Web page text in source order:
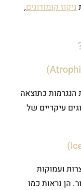
ניקוז קומודונים,
הנגרמות כתוצאה
עיקריים של
ועמוקות
הן נראות כמו